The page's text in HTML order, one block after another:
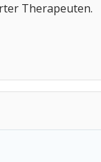
Therapeuten.